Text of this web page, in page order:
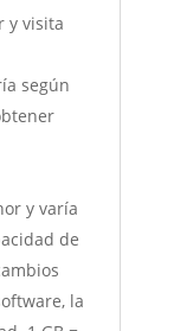
y visita
según
y varía
de
la